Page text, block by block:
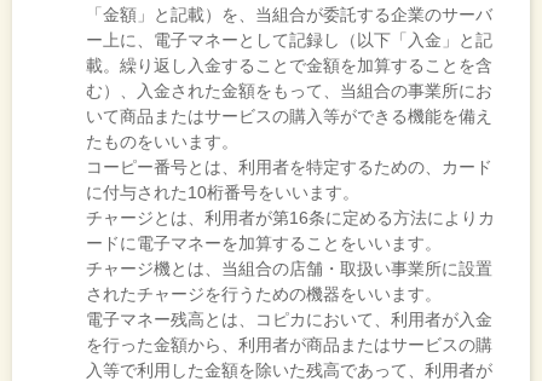
「金額」と記載）を、当組合が委託する企業のサーバ
ー上に、電子マネーとして記録し（以下「入金」と記
載。繰り返し入金することで金額を加算することを含
む）、入金された金額をもって、当組合の事業所にお
いて商品またはサービスの購入等ができる機能を備え
たものをいいます。
コーピー番号とは、利用者を特定するための、カード
に付与された10桁番号をいいます。
チャージとは、利用者が第16条に定める方法によりカ
ードに電子マネーを加算することをいいます。
チャージ機とは、当組合の店舗・取扱い事業所に設置
されたチャージを行うための機器をいいます。
電子マネー残高とは、コピカにおいて、利用者が入金
を行った金額から、利用者が商品またはサービスの購
入等で利用した金額を除いた残高であって、利用者が